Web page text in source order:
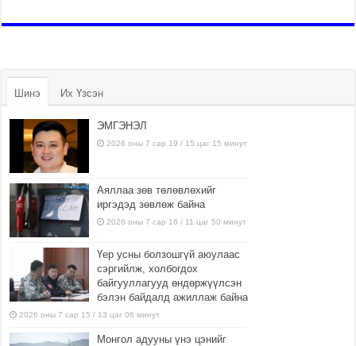
Шинэ Их Үзсэн
ЭМГЭНЭЛ
2026 оны 7 сар 19 / 15 цаг 15 минут
Аяллаа зөв төлөвлөхийг
иргэдэд зөвлөж байна
2026 оны 7 сар 16 / 11 цаг 50 минут
Үер усны болзошгүй аюулаас
сэргийлж, холбогдох
байгууллагууд өндөржүүлсэн
бэлэн байдалд ажиллаж байна
2026 оны 7 сар 15 / 13 цаг 06 минут
Монгол адууны үнэ цэнийг